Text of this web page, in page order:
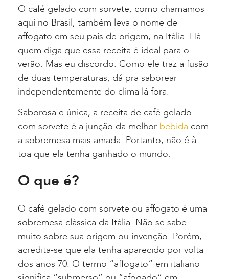
O café gelado com sorvete, como chamamos
aqui no Brasil, também leva o nome de
affogato em seu país de origem, na Itália. Há
quem diga que essa receita é ideal para o
verão. Mas eu discordo. Como ele traz a fusão
de duas temperaturas, dá pra saborear
independentemente do clima lá fora.
Saborosa e única, a receita de café gelado
com sorvete é a junção da melhor bebida com
a sobremesa mais amada. Portanto, não é à
toa que ela tenha ganhado o mundo.
O que é?
O café gelado com sorvete ou affogato é uma
sobremesa clássica da Itália. Não se sabe
muito sobre sua origem ou invenção. Porém,
acredita-se que ela tenha aparecido por volta
dos anos 70. O termo “affogato” em italiano